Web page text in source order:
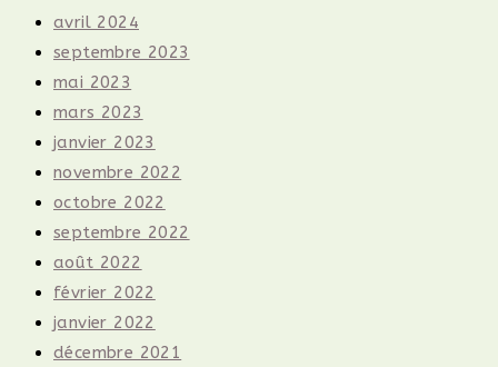
avril 2024
septembre 2023
mai 2023
mars 2023
janvier 2023
novembre 2022
octobre 2022
septembre 2022
août 2022
février 2022
janvier 2022
décembre 2021